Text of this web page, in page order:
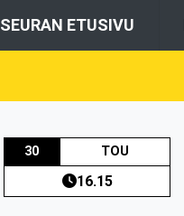
SEURAN ETUSIVU
30 TOU
16.15